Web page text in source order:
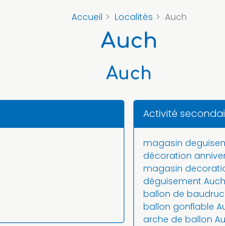
Accueil Localités Auch
Auch
Auch
Activité
magasin
décoration
magasin
déguisement Auch
ballon de
ballon gonflable
arche de ballon